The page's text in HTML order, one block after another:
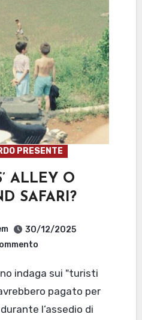
PRESENTE
ALLEY O
SAFARI?
30/12/2025
pagato per
l’assedio di